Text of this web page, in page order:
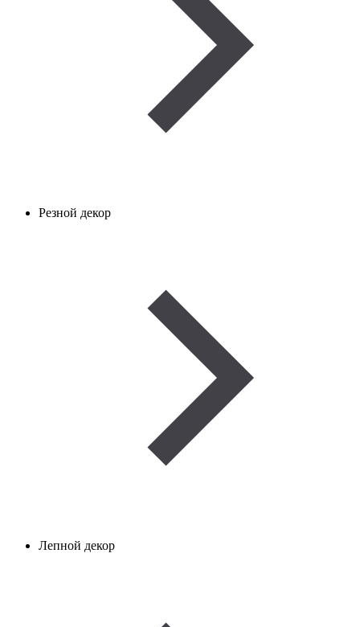
Резной декор
Лепной декор